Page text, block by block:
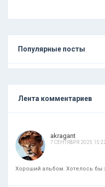
Популярные посты
Лента комментариев
akragant
7 СЕНТЯБРЯ 2025
Хороший альбом. Хотелось бы